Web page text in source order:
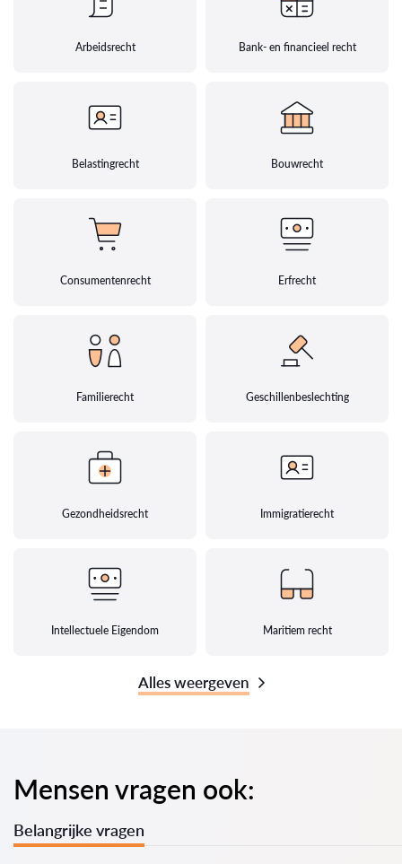
Arbeidsrecht Bank- en financieel recht
Belastingrecht Bouwrecht
Consumentenrecht Erfrecht
Familierecht Geschillenbeslechting
Gezondheidsrecht Immigratierecht
Intellectuele Eigendom Maritiem recht
Alles weergeven
Mensen vragen ook:
Belangrijke vragen